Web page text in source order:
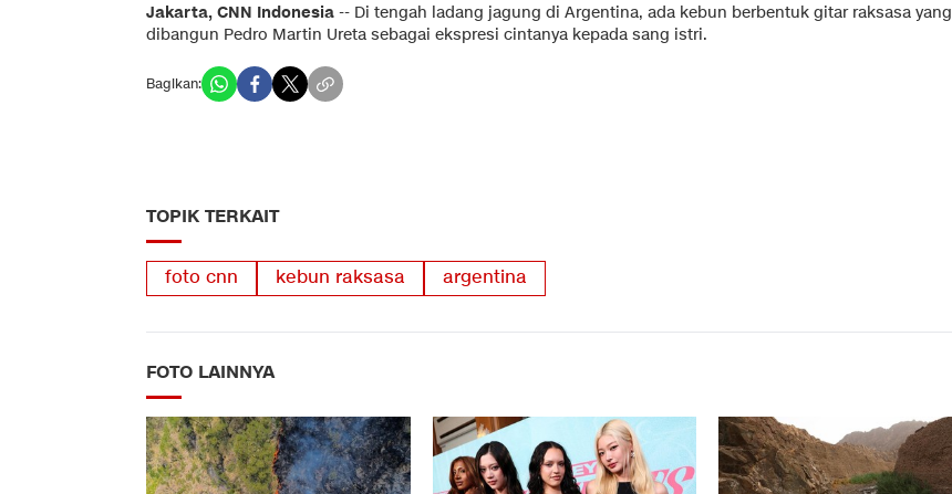
Jakarta, CNN Indonesia -- Di tengah ladang jagung di Argentina, ada kebun berbentuk gitar raksasa yang
dibangun Pedro Martin Ureta sebagai ekspresi cintanya kepada sang istri.
Bagikan:
TOPIK TERKAIT
foto cnn kebun raksasa argentina
FOTO LAINNYA